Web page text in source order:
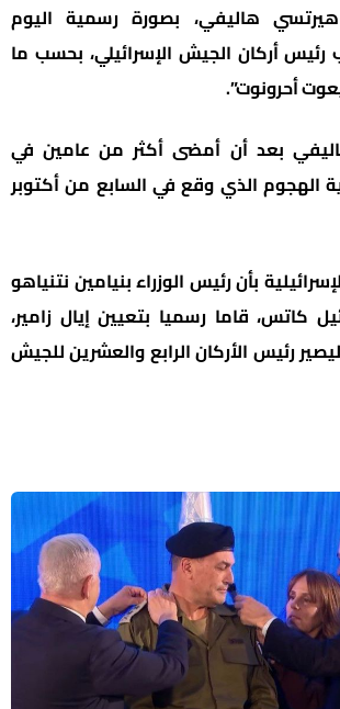
هيرتسي هاليفي، بصورة رسمية اليوم
رئيس أركان الجيش الإسرائيلي، بحسب ما
أحرونوت”.
بعد أن أمضى أكثر من عامين في
الهجوم الذي وقع في السابع من أكتوبر
بأن رئيس الوزراء بنيامين نتنياهو
كاتس، قاما رسميا بتعيين إيال زامير،
رئيس الأركان الرابع والعشرين للجيش